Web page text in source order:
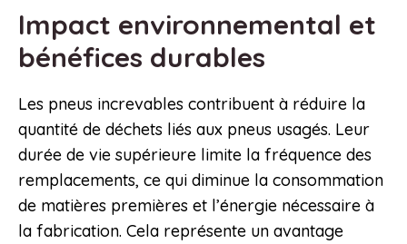
Impact environnemental et
bénéfices durables
Les pneus increvables contribuent à réduire la
quantité de déchets liés aux pneus usagés. Leur
durée de vie supérieure limite la fréquence des
remplacements, ce qui diminue la consommation
de matières premières et l’énergie nécessaire à
la fabrication. Cela représente un avantage